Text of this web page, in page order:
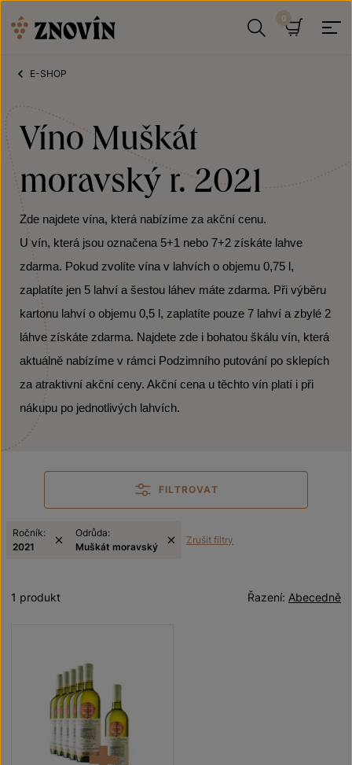
E-SHOP
Víno Muškát
moravský r. 2021
Zde najdete vína, která nabízíme za akční cenu.
U vín, která jsou označena 5+1 nebo 7+2 získáte lahve
zdarma. Pokud zvolíte vína v lahvích o objemu 0,75 l,
zaplatíte jen 5 lahví a šestou láhev máte zdarma. Při výběru
kartonu lahví o objemu 0,5 l, zaplatíte pouze 7 lahví a zbylé 2
láhve získáte zdarma. Najdete zde i bohatou škálu vín, která
aktuálně nabízíme v rámci Podzimního putování po sklepích
za atraktivní akční ceny. Akční cena u těchto vín platí i při
nákupu po jednotlivých lahvích.
FILTROVAT
Ročník:
2021
Odrůda:
Muškát moravský
Zrušit filtry
Abecedně
Řazení:
1 produkt